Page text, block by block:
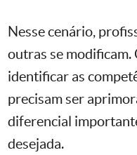
Nesse cenário,
outras se modificam.
identificar as
precisam ser
diferencial
desejada.